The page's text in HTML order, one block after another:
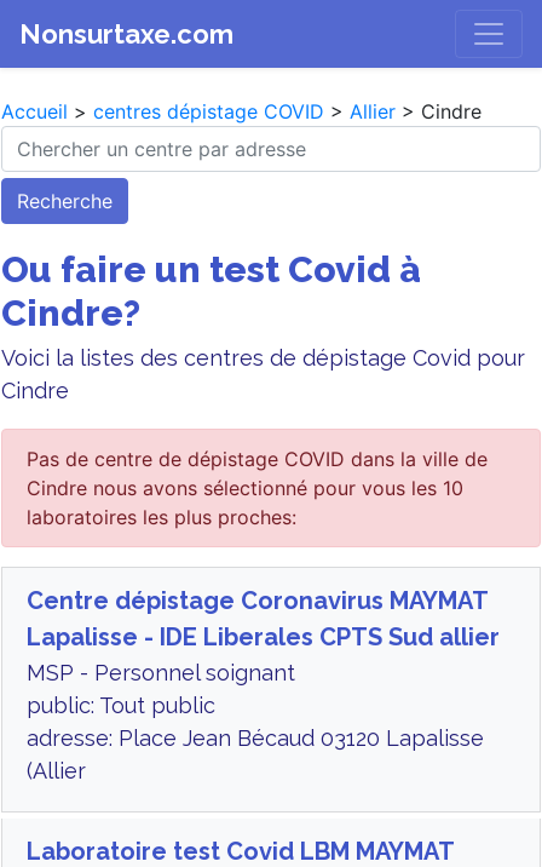
Nonsurtaxe.com
Accueil > centres dépistage COVID > Allier > Cindre
Recherche
Ou faire un test Covid à
Cindre?
Voici la listes des centres de dépistage Covid pour
Cindre
Pas de centre de dépistage COVID dans la ville de
Cindre nous avons sélectionné pour vous les 10
laboratoires les plus proches:
Centre dépistage Coronavirus MAYMAT
Lapalisse - IDE Liberales CPTS Sud allier
MSP - Personnel soignant
public: Tout public
adresse: Place Jean Bécaud 03120 Lapalisse
(Allier
Laboratoire test Covid LBM MAYMAT